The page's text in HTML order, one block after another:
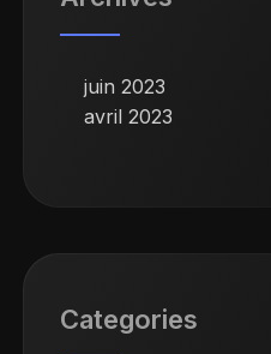
juin 2023
avril 2023
Categories